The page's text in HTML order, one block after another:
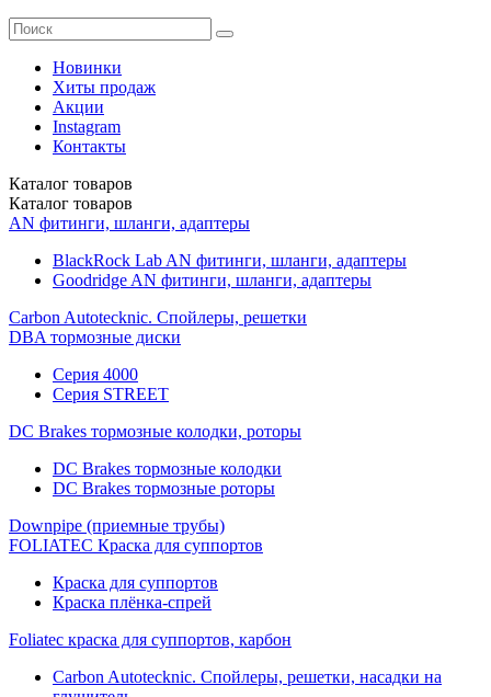
Новинки
Хиты продаж
Акции
Instagram
Контакты
Каталог товаров
Каталог товаров
AN фитинги, шланги, адаптеры
BlackRock Lab AN фитинги, шланги, адаптеры
Goodridge AN фитинги, шланги, адаптеры
Carbon Autotecknic. Спойлеры, решетки
DBA тормозные диски
Серия 4000
Серия STREET
DC Brakes тормозные колодки, роторы
DC Brakes тормозные колодки
DC Brakes тормозные роторы
Downpipe (приемные трубы)
FOLIATEC Краска для суппортов
Краска для суппортов
Краска плёнка-спрей
Foliatec краска для суппортов, карбон
Carbon Autotecknic. Спойлеры, решетки, насадки на